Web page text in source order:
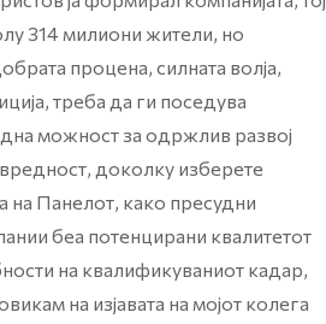
314 милиони жители, но
процена, силната волја,
треба да ги поседува
можност за одржлив развој
доколку изберете
на Панелот, како пресудни
беа потенцирани квалитетот
на квалификуваниот кадар,
на изјавата на мојот колега